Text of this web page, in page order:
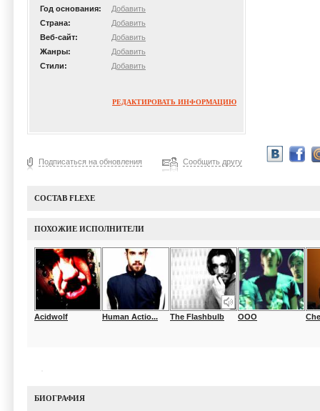
Год основания:
Добавить
Страна:
Добавить
Веб-сайт:
Добавить
Жанры:
Добавить
Стили:
Добавить
РЕДАКТИРОВАТЬ ИНФОРМАЦИЮ
Подписаться на обновления Сообщить другу
СОСТАВ FLEXE
ПОХОЖИЕ ИСПОЛНИТЕЛИ
Acidwolf Human Actio... The Flashbulb OOO
БИОГРАФИЯ